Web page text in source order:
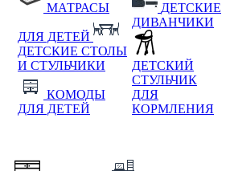
МАТРАСЫ
ДЛЯ ДЕТЕЙ
ДЕТСКИЕ СТОЛЫ
И СТУЛЬЧИКИ
КОМОДЫ
ДЛЯ ДЕТЕЙ
ДЕТСКИЕ
ДИВАНЧИКИ
ДЕТСКИЙ
СТУЛЬЧИК
ДЛЯ
КОРМЛЕНИЯ